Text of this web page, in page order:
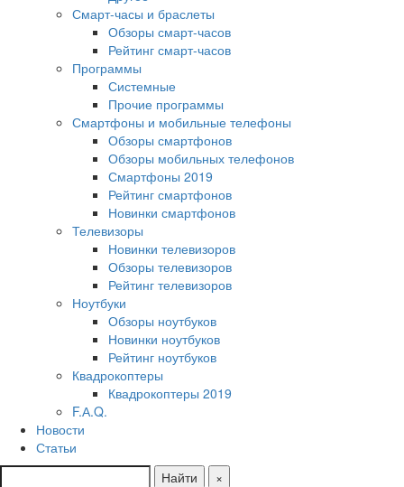
Смарт-часы и браслеты
Обзоры смарт-часов
Рейтинг смарт-часов
Программы
Системные
Прочие программы
Смартфоны и мобильные телефоны
Обзоры смартфонов
Обзоры мобильных телефонов
Смартфоны 2019
Рейтинг смартфонов
Новинки смартфонов
Телевизоры
Новинки телевизоров
Обзоры телевизоров
Рейтинг телевизоров
Ноутбуки
Обзоры ноутбуков
Новинки ноутбуков
Рейтинг ноутбуков
Квадрокоптеры
Квадрокоптеры 2019
F.А.Q.
Новости
Статьи
Найти
×